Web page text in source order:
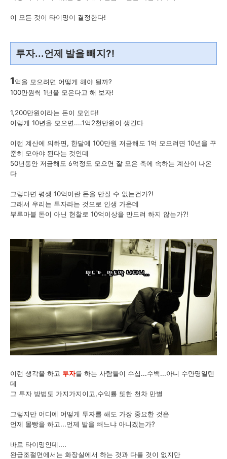
이 모든 것이 타이밍이 결정한다!
투자...언제 발을 빼지?!
1억을 모으려면 어떻게 해야 될까?
100만원씩 1년을 모은다고 해 보자!
1,200만원이라는 돈이 모인다!
이렇게 10년을 모으면....1억2천만원이 생긴다
이런 계산에 의하면, 한달에 100만원 저금해도 1억 모으려면 10년을 꾸
준히 모아야 된다는 것인데
50년동안 저금해도 6억정도 모으면 잘 모은 축에 속하는 계산이 나온
다
그렇다면 평생 10억이란 돈을 만질 수 없는건가?!
그래서 우리는 투자라는 것으로 인생 가운데
부루마블 돈이 아닌 현찰로 10억이상을 만드려 하지 않는가?!
이런 생각을 하고 투자를 하는 사람들이 수십...수백...아니 수만명일텐
데
그 투자 방법도 가지가지이고,수익률 또한 천차 만별
그렇지만 어디에 어떻게 투자를 해도 가장 중요한 것은
언제 몰빵을 하고...언제 발을 빼느냐 아니겠는가?
바로 타이밍인데....
완급조절면에서는 화장실에서 하는 것과 다를 것이 없지만